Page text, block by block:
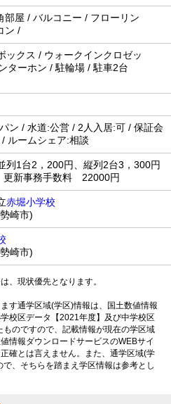
部屋 / バルコニー / フローリン
ン /
ックス / ウォークインクロゼッ
ターホン / 駐輪場 / 駐車2台
ン / 水道:公営 / 2人入居:可 / 保証会
ルームシェア:相談
列1台2，200円、縦列2台3，300円
新事務手数料 22000円
赤堀小学校
崎市)
崎市)
、現状優先となります。
す通学区域(学区)情報は、国土数値情報
校区データ【2021年度】及び中学校区
のですので、記載情報が現在の学区域
情報ダウンロードサービスのWEBサイ
確とは言えません。また、通学区域(学
、そちらを踏まえ学区情報は参考とし